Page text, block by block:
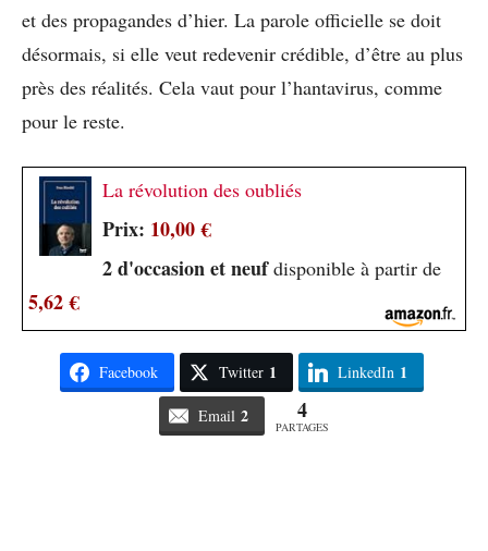
et des propagandes d’hier. La parole officielle se doit
désormais, si elle veut redevenir crédible, d’être au plus
près des réalités. Cela vaut pour l’hantavirus, comme
pour le reste.
La révolution des oubliés
Prix: 10,00 €
2 d'occasion et neufdisponible à partir de
5,62 €
Facebook Twitter 1 LinkedIn 1
Email 2 4
PARTAGES